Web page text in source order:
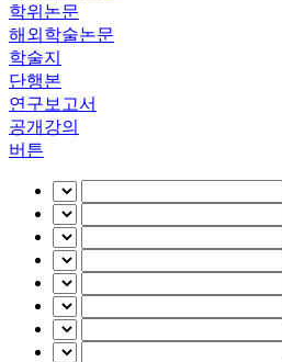
학위논문
해외학술논문
학술지
단행본
연구보고서
공개강의
버튼